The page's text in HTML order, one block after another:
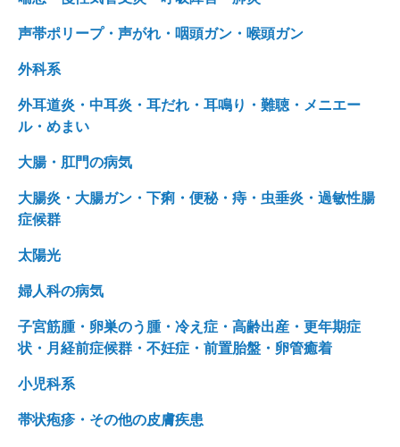
声帯ポリープ・声がれ・咽頭ガン・喉頭ガン
外科系
外耳道炎・中耳炎・耳だれ・耳鳴り・難聴・メニエー
ル・めまい
大腸・肛門の病気
大腸炎・大腸ガン・下痢・便秘・痔・虫垂炎・過敏性腸
症候群
太陽光
婦人科の病気
子宮筋腫・卵巣のう腫・冷え症・高齢出産・更年期症
状・月経前症候群・不妊症・前置胎盤・卵管癒着
小児科系
帯状疱疹・その他の皮膚疾患